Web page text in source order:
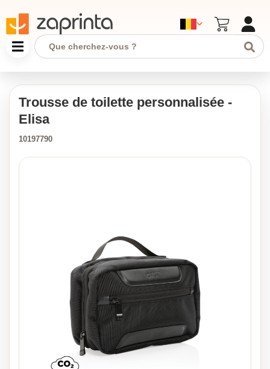
Trousse de toilette personnalisée -
Elisa
10197790